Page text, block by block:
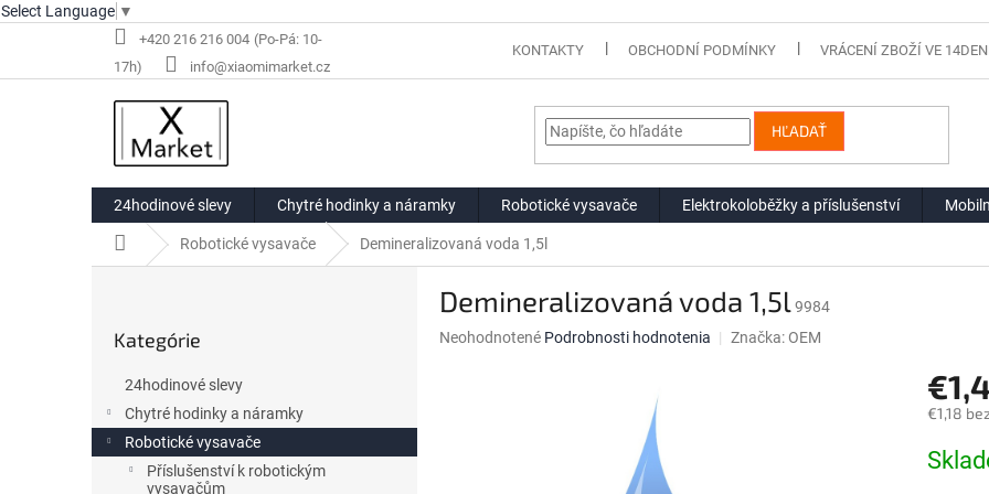
Select Language ▼
+420 216 216 004
info@xiaomimarket.cz
KONTAKTY OBCHODNÍ PODMÍNKY VRÁCENÍ ZBOŽÍ VE
HĽADAŤ
24hodinové slevy Chytré hodinky a náramky Robotické vysavače Elektrokoloběžky a příslušenství
DomovRobotické vysavače Demineralizovaná voda 1,5l
a
kategórie
Kategórie
24hodinové slevy
Chytré hodinky a náramky
Robotické vysavače
Příslušenství k robotickým
vysavačům
Demineralizovaná voda 1,5l9984
Priemerné
Neohodnotené Podrobnosti hodnotenia Značka: OEM
€1,18
cena: